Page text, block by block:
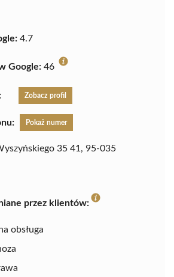
4.7
Google: 46
Zobacz profil
Pokaż numer
35 41, 95-035
przez klientów:
obsługa